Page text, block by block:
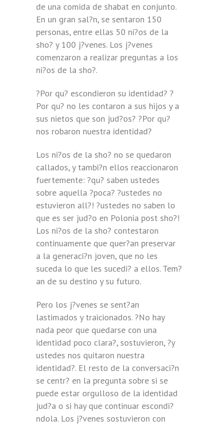
de una comida de shabat en conjunto.
En un gran sal?n, se sentaron 150
personas, entre ellas 50 ni?os de la
sho? y 100 j?venes. Los j?venes
comenzaron a realizar preguntas a los
ni?os de la sho?.
?Por qu? escondieron su identidad? ?
Por qu? no les contaron a sus hijos y a
sus nietos que son jud?os? ?Por qu?
nos robaron nuestra identidad?
Los ni?os de la sho? no se quedaron
callados, y tambi?n ellos reaccionaron
fuertemente: ?qu? saben ustedes
sobre aquella ?poca? ?ustedes no
estuvieron all?! ?ustedes no saben lo
que es ser jud?o en Polonia post sho?!
Los ni?os de la sho? contestaron
continuamente que quer?an preservar
a la generaci?n joven, que no les
suceda lo que les sucedi? a ellos. Tem?
an de su destino y su futuro.
Pero los j?venes se sent?an
lastimados y traicionados. ?No hay
nada peor que quedarse con una
identidad poco clara?, sostuvieron, ?y
ustedes nos quitaron nuestra
identidad?. El resto de la conversaci?n
se centr? en la pregunta sobre si se
puede estar orgulloso de la identidad
jud?a o si hay que continuar escondi?
ndola. Los j?venes sostuvieron con